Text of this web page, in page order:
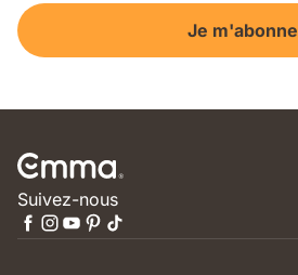
Je m'abonne
Suivez-nous